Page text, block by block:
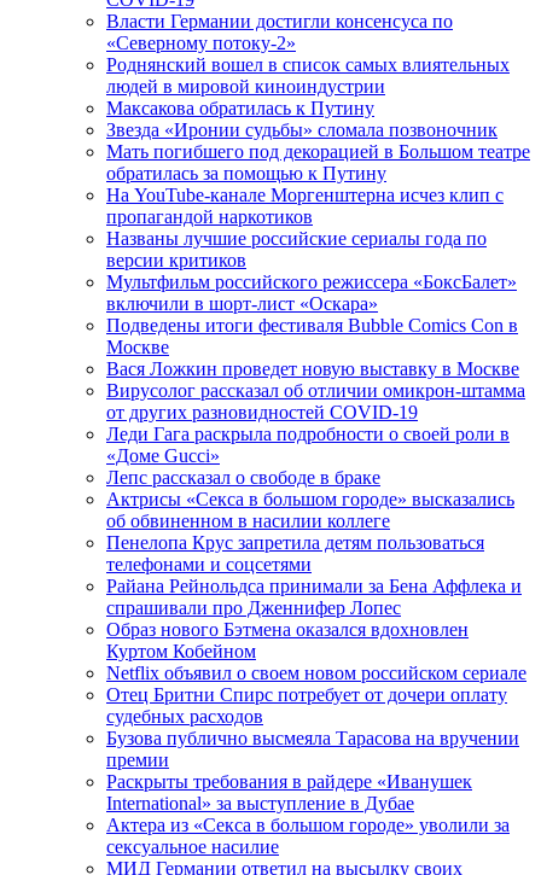
Власти Германии достигли консенсуса по
«Северному потоку-2»
Роднянский вошел в список самых влиятельных
людей в мировой киноиндустрии
Максакова обратилась к Путину
Звезда «Иронии судьбы» сломала позвоночник
Мать погибшего под декорацией в Большом театре
обратилась за помощью к Путину
На YouTube-канале Моргенштерна исчез клип с
пропагандой наркотиков
Названы лучшие российские сериалы года по
версии критиков
Мультфильм российского режиссера «БоксБалет»
включили в шорт-лист «Оскара»
Подведены итоги фестиваля Bubble Comics Con в
Москве
Вася Ложкин проведет новую выставку в Москве
Вирусолог рассказал об отличии омикрон-штамма
от других разновидностей COVID-19
Леди Гага раскрыла подробности о своей роли в
«Доме Gucci»
Лепс рассказал о свободе в браке
Актрисы «Секса в большом городе» высказались
об обвиненном в насилии коллеге
Пенелопа Крус запретила детям пользоваться
телефонами и соцсетями
Райана Рейнольдса принимали за Бена Аффлека и
спрашивали про Дженнифер Лопес
Образ нового Бэтмена оказался вдохновлен
Куртом Кобейном
Netflix объявил о своем новом российском сериале
Отец Бритни Спирс потребует от дочери оплату
судебных расходов
Бузова публично высмеяла Тарасова на вручении
премии
Раскрыты требования в райдере «Иванушек
International» за выступление в Дубае
Актера из «Секса в большом городе» уволили за
сексуальное насилие
МИД Германии ответил на высылку своих